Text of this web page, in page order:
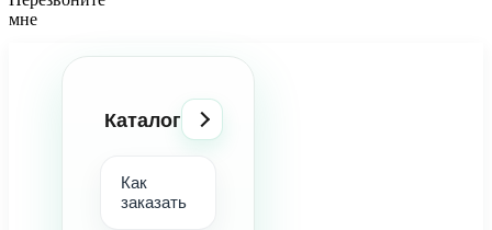
мне
Каталог
Как
заказать